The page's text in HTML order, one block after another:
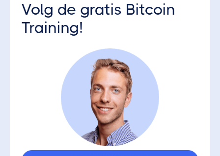
Volg de gratis Bitcoin
Training!